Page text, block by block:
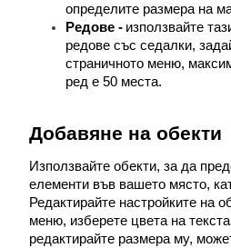
определите размера на
Редове - използвайте
редове със седалки,
страничното меню,
ред е 50 места.
Добавяне на обекти
Използвайте обекти, за да
елементи във вашето място,
Редактирайте настройките на
меню, изберете цвета на
редактирайте размера му,